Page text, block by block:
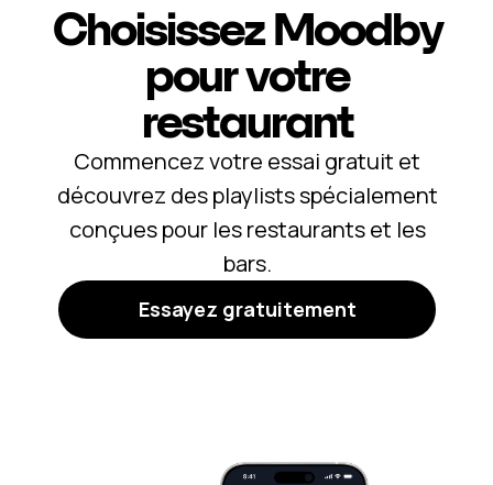
Choisissez Moodby
pour votre
restaurant
Commencez votre essai gratuit et
découvrez des playlists spécialement
conçues pour les restaurants et les
bars.
Essayez gratuitement